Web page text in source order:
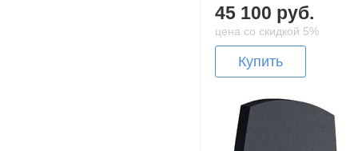
45 100 руб.
цена со скидкой 5%
Купить